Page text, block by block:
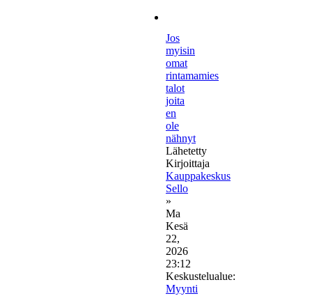
Jos
myisin
omat
rintamamies
talot
joita
en
ole
nähnyt
Lähetetty
Kirjoittaja
Kauppakeskus
Sello
»
Ma
Kesä
22,
2026
23:12
Keskustelualue:
Myynti